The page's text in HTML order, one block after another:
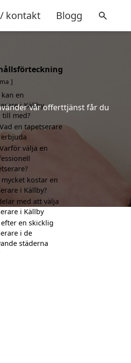
kontakt Blogg
vår offerttjänst får du
en
i Källby
till med?
Vad en tapetserare
Varför välja en
kostar en
i Källby?
med att välja
i Källby
efter en skicklig
i de
städerna